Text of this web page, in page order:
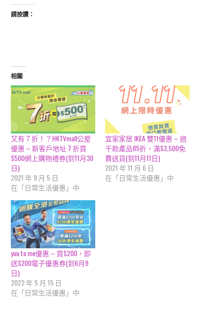
請按讚：
相關
又有７折！？HKTVmall公屋
優惠 – 新客戶地址 7 折買
$500網上購物禮券(到11月30
日)
2021 年 9 月 5 日
在「日常生活優惠」中
宜家家居 IKEA 雙11優惠 – 過
千款產品85折，滿$3,500免
費送貨(到11月11日)
2021 年 11 月 6 日
在「日常生活優惠」中
yuu to me優惠 – 買$200，即
送$200電子優惠券(到6月9
日)
2022 年 5 月 15 日
在「日常生活優惠」中